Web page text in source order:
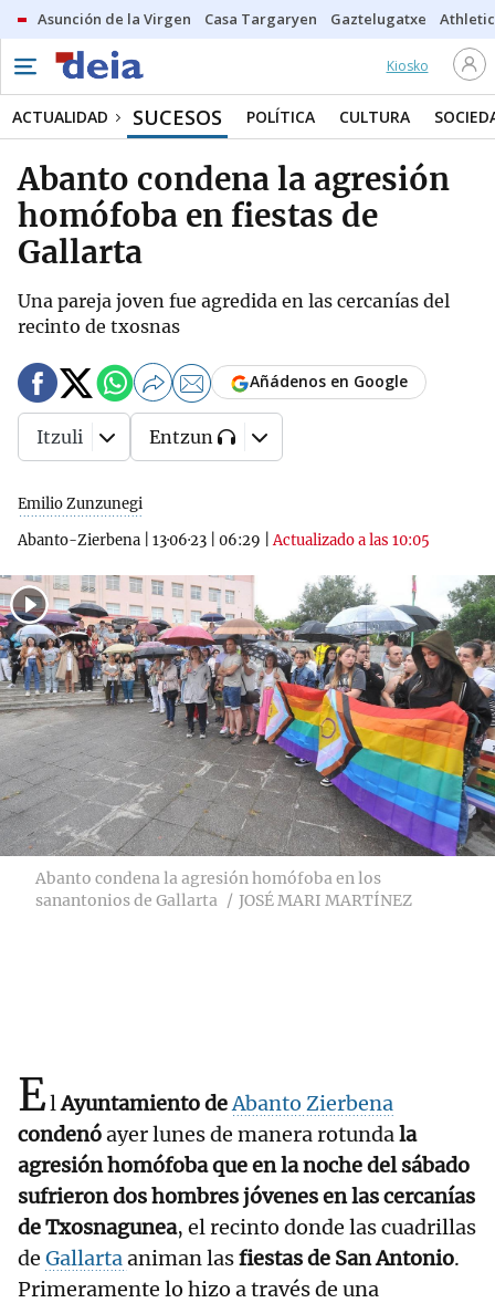
Asunción de la Virgen Casa Targaryen Gaztelugatxe Athletic
Kiosko
ACTUALIDAD SUCESOS POLÍTICA CULTURA
Abanto condena la agresión
homófoba en fiestas de
Gallarta
Una pareja joven fue agredida en las cercanías del
recinto de txosnas
Emilio Zunzunegi
Abanto-Zierbena
13·06·23 06:29 |Actualizado a las 10:05
Añádenos en Google
Itzuli Entzun
Abanto condena la agresión homófoba en los
sanantonios de Gallarta
JOSÉ MARI MARTÍNEZ
ElAyuntamiento deAbanto Zierbena
condenóayer lunes de manera rotundala
agresión homófoba que en la noche del sábado
sufrieron dos hombres jóvenes en las cercanías
de Txosnagunea, el recinto donde las cuadrillas
de Gallartaaniman lasfiestas de San Antonio.
Primeramente lo hizo a través de una